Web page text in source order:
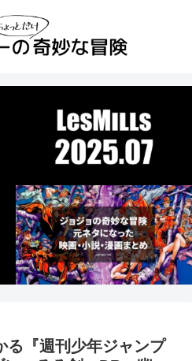
る『週刊少年ジャンプ